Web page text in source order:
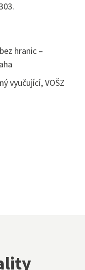
hranic –
vyučující, VOŠZ